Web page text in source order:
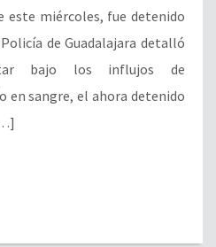
este miércoles, fue detenido
de Guadalajara detalló
bajo los influjos de
en sangre, el ahora detenido